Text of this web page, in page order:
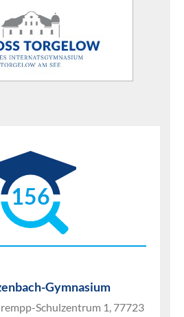
156
Gymnasium
Schulzentrum 1, 77723